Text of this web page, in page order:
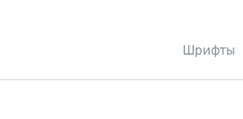
Шрифты